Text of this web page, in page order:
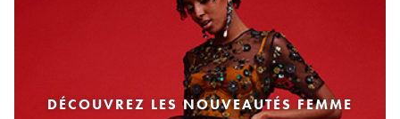
DÉCOUVREZ LES NOUVEAUTÉS FEMME